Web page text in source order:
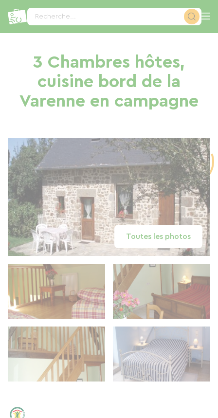
Recherche...
3 Chambres hôtes,
cuisine bord de la
Varenne en campagne
Toutes les photos
Panneau de gestion des cookies